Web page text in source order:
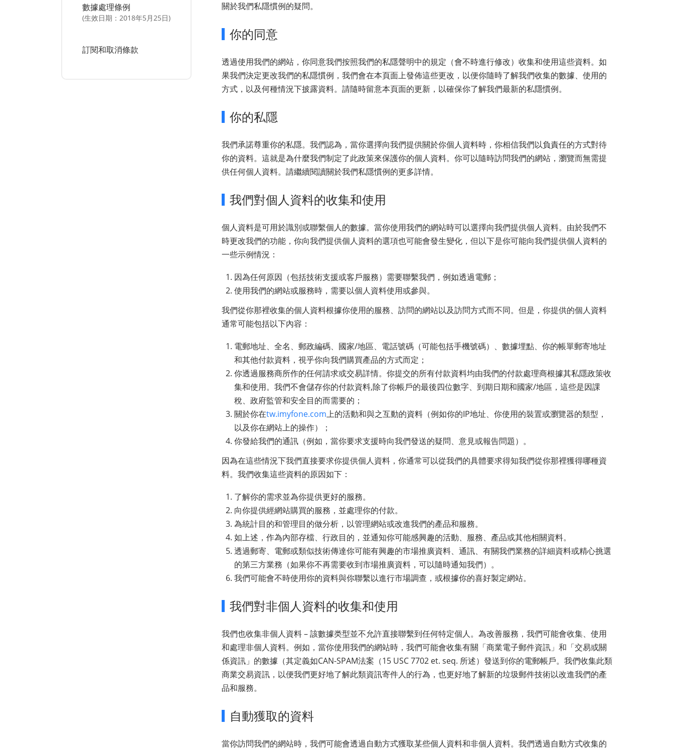
數據處理條例
(生效日期：2018年5月25日)
訂閱和取消條款
關於我們私隱慣例的疑問。
你的同意
透過使用我們的網站，你同意我們按照我們的私隱聲明中的規定（會不時進行修改）收集和使用這些資料。如
果我們決定更改我們的私隱慣例，我們會在本頁面上發佈這些更改，以便你隨時了解我們收集的數據、使用的
方式，以及何種情況下披露資料。請隨時留意本頁面的更新，以確保你了解我們最新的私隱慣例。
你的私隱
我們承諾尊重你的私隱。我們認為，當你選擇向我們提供關於你個人資料時，你相信我們以負責任的方式對待
你的資料。這就是為什麼我們制定了此政策來保護你的個人資料。你可以隨時訪問我們的網站，瀏覽而無需提
供任何個人資料。請繼續閱讀關於我們私隱慣例的更多詳情。
我們對個人資料的收集和使用
個人資料是可用於識別或聯繫個人的數據。當你使用我們的網站時可以選擇向我們提供個人資料。由於我們不
時更改我們的功能，你向我們提供個人資料的選項也可能會發生變化，但以下是你可能向我們提供個人資料的
一些示例情況：
因為任何原因（包括技術支援或客戶服務）需要聯繫我們，例如透過電郵；
使用我們的網站或服務時，需要以個人資料使用或參與。
我們從你那裡收集的個人資料根據你使用的服務、訪問的網站以及訪問方式而不同。但是，你提供的個人資料
通常可能包括以下內容：
電郵地址、全名、郵政編碼、國家/地區、電話號碼（可能包括手機號碼）、數據埋點、你的帳單郵寄地址
和其他付款資料，視乎你向我們購買產品的方式而定；
你透過服務商所作的任何請求或交易詳情。你提交的所有付款資料均由我們的付款處理商根據其私隱政策收
集和使用。我們不會儲存你的付款資料,除了你帳戶的最後四位數字、到期日期和國家/地區，這些是因課
稅、政府監管和安全目的而需要的；
關於你在tw.imyfone.com上的活動和與之互動的資料（例如你的IP地址、你使用的裝置或瀏覽器的類型，
以及你在網站上的操作）；
你發給我們的通訊（例如，當你要求支援時向我們發送的疑問、意見或報告問題）。
因為在這些情況下我們直接要求你提供個人資料，你通常可以從我們的具體要求得知我們從你那裡獲得哪種資
料。我們收集這些資料的原因如下：
了解你的需求並為你提供更好的服務。
向你提供經網站購買的服務，並處理你的付款。
為統計目的和管理目的做分析，以管理網站或改進我們的產品和服務。
如上述，作為內部存檔、行政目的，並通知你可能感興趣的活動、服務、產品或其他相關資料。
透過郵寄、電郵或類似技術傳達你可能有興趣的市場推廣資料、通訊、有關我們業務的詳細資料或精心挑選
的第三方業務（如果你不再需要收到市場推廣資料，可以隨時通知我們）。
我們可能會不時使用你的資料與你聯繫以進行市場調查，或根據你的喜好製定網站。
我們對非個人資料的收集和使用
我們也收集非個人資料 – 該數據类型並不允許直接聯繫到任何特定個人。為改善服務，我們可能會收集、使用
和處理非個人資料。例如，當你使用我們的網站時，我們可能會收集有關「商業電子郵件資訊」和「交易或關
係資訊」的數據（其定義如CAN-SPAM法案（15 USC 7702 et. seq. 所述）發送到你的電郵帳戶。我們收集此類
商業交易資訊，以便我們更好地了解此類資訊寄件人的行為，也更好地了解新的垃圾郵件技術以改進我們的產
品和服務。
自動獲取的資料
當你訪問我們的網站時，我們可能會透過自動方式獲取某些個人資料和非個人資料。我們透過自動方式收集的